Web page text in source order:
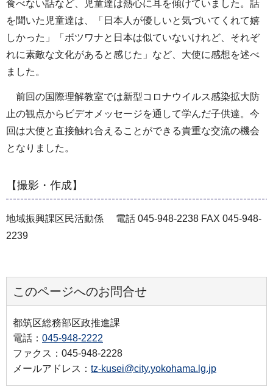
食べない話など、児童達は熱心に耳を傾けていました。話
を聞いた児童達は、「日本人が優しいと気づいてくれて嬉
しかった」「ボツワナと日本は似ていないけれど、それぞ
れに素敵な文化があると感じた」など、大使に感想を述べ
ました。
前回の国際理解教室では新型コロナウイルス感染拡大防
止の観点からビデオメッセージを通して学んだ子供達。今
回は大使と直接触れ合えることができる貴重な交流の機会
となりました。
【撮影・作成】
地域振興課区民活動係 電話 045-948-2238 FAX 045-948-
2239
このページへのお問合せ
都筑区総務部区政推進課
電話： 045-948-2222
ファクス：045-948-2228
メールアドレス： tz-kusei@city.yokohama.lg.jp